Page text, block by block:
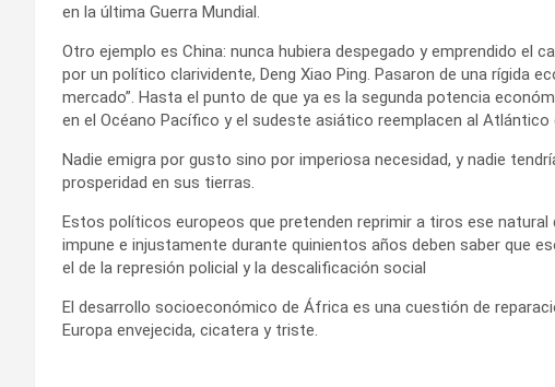
en la última Guerra Mundial.
Otro ejemplo es China: nunca hubiera despegado y emprendido el
por un político clarividente, Deng Xiao Ping. Pasaron de una rígida
mercado”. Hasta el punto de que ya es la segunda potencia
en el Océano Pacífico y el sudeste asiático reemplacen al
Nadie emigra por gusto sino por imperiosa necesidad, y nadie
prosperidad en sus tierras.
Estos políticos europeos que pretenden reprimir a tiros ese
impune e injustamente durante quinientos años deben saber que
el de la represión policial y la descalificación social
El desarrollo socioeconómico de África es una cuestión de
Europa envejecida, cicatera y triste.